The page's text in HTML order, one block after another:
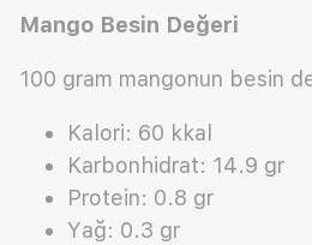
Mango Besin Değeri
100 gram mangonun besin
Kalori: 60 kkal
Karbonhidrat: 14.9 gr
Protein: 0.8 gr
Yağ: 0.3 gr